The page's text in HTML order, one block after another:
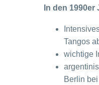
In den
Tangos
wichtige
Berlin